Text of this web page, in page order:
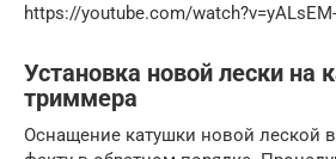
https://youtube.com/
Установка новой лески на
триммера
Оснащение катушки новой леской